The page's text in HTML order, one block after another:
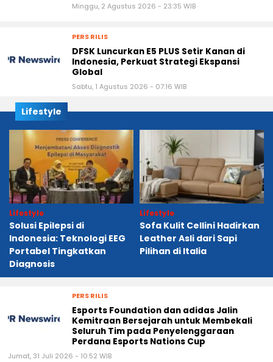
Minggu, 2 Agustus 2026 - 23:35 WIB
PERS RILIS
DFSK Luncurkan E5 PLUS Setir Kanan di
Indonesia, Perkuat Strategi Ekspansi
Global
Sabtu, 1 Agustus 2026 - 07:16 WIB
Lifestyle
Lifestyle
Solusi Epilepsi di
Indonesia: Teknologi EEG
Portabel Tingkatkan
Diagnosis
Lifestyle
Sofa Kulit Cellini Hadirkan
Leather Asli dari Sapi
Pilihan di Italia
PERS RILIS
Esports Foundation dan adidas Jalin
Kemitraan Bersejarah untuk Membekali
Seluruh Tim pada Penyelenggaraan
Perdana Esports Nations Cup
Jumat, 31 Juli 2026 - 10:52 WIB